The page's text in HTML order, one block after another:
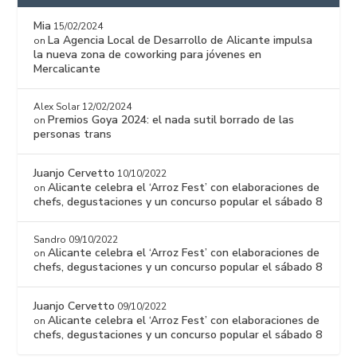
Mia 15/02/2024
on La Agencia Local de Desarrollo de Alicante impulsa
la nueva zona de coworking para jóvenes en
Mercalicante
Alex Solar 12/02/2024
on Premios Goya 2024: el nada sutil borrado de las
personas trans
Juanjo Cervetto 10/10/2022
onAlicante celebra el ‘Arroz Fest’ con elaboraciones de
chefs, degustaciones y un concurso popular el sábado 8
Sandro 09/10/2022
onAlicante celebra el ‘Arroz Fest’ con elaboraciones de
chefs, degustaciones y un concurso popular el sábado 8
Juanjo Cervetto 09/10/2022
onAlicante celebra el ‘Arroz Fest’ con elaboraciones de
chefs, degustaciones y un concurso popular el sábado 8